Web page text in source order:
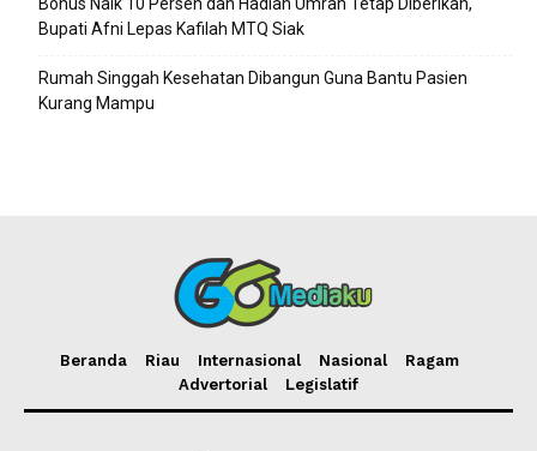
Bonus Naik 10 Persen dan Hadiah Umrah Tetap Diberikan,
Bupati Afni Lepas Kafilah MTQ Siak
Rumah Singgah Kesehatan Dibangun Guna Bantu Pasien
Kurang Mampu
Beranda Riau Internasional Nasional
Ragam
Advertorial
Legislatif